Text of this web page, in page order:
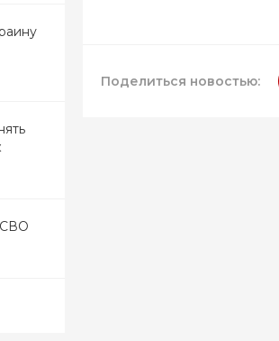
СВО
Поделиться новостью: